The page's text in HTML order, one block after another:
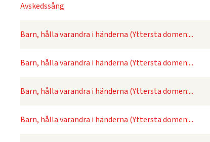
Avskedssång
Barn, hålla varandra i händerna (Yttersta domen:...
Barn, hålla varandra i händerna (Yttersta domen:...
Barn, hålla varandra i händerna (Yttersta domen:...
Barn, hålla varandra i händerna (Yttersta domen:...